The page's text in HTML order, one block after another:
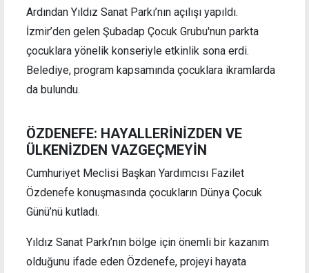
Ardından Yıldız Sanat Parkı’nın açılışı yapıldı.
İzmir’den gelen Şubadap Çocuk Grubu'nun parkta
çocuklara yönelik konseriyle etkinlik sona erdi.
Belediye, program kapsamında çocuklara ikramlarda
da bulundu.
ÖZDENEFE: HAYALLERİNİZDEN VE
ÜLKENİZDEN VAZGEÇMEYİN
Cumhuriyet Meclisi Başkan Yardımcısı Fazilet
Özdenefe konuşmasında çocukların Dünya Çocuk
Günü’nü kutladı.
Yıldız Sanat Parkı’nın bölge için önemli bir kazanım
olduğunu ifade eden Özdenefe, projeyi hayata